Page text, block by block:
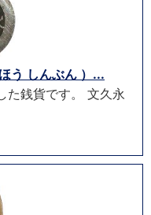
う しんぶん ）...
た銭貨です。 文久永